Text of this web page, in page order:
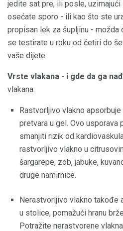
jedite sat pre, ili posle,
osećate sporo - ili kao što ste
propisan lek za šupljinu - možda
se testirate u roku od četiri do
vaše dijete
Vrste vlakana - i gde da ga
vlakana:
Rastvorljivo vlakno
pretvara u gel. Ovo usporava
smanjiti rizik od
rastvorljivo vlakno u
šargarepe, zob, jabuke,
druge namirnice.
Nerastvorljivo vlakno takođe
u stolice, pomažući hranu
Potražite nerastvorene